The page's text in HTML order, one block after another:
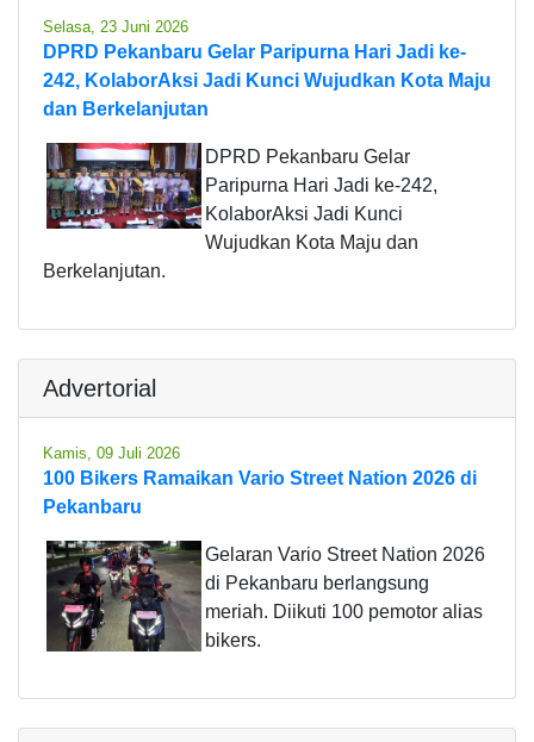
Selasa, 23 Juni 2026
DPRD Pekanbaru Gelar Paripurna Hari Jadi ke-
242, KolaborAksi Jadi Kunci Wujudkan Kota Maju
dan Berkelanjutan
DPRD Pekanbaru Gelar
Paripurna Hari Jadi ke-242,
KolaborAksi Jadi Kunci
Wujudkan Kota Maju dan
Berkelanjutan.
Advertorial
Kamis, 09 Juli 2026
100 Bikers Ramaikan Vario Street Nation 2026 di
Pekanbaru
Gelaran Vario Street Nation 2026
di Pekanbaru berlangsung
meriah. Diikuti 100 pemotor alias
bikers.